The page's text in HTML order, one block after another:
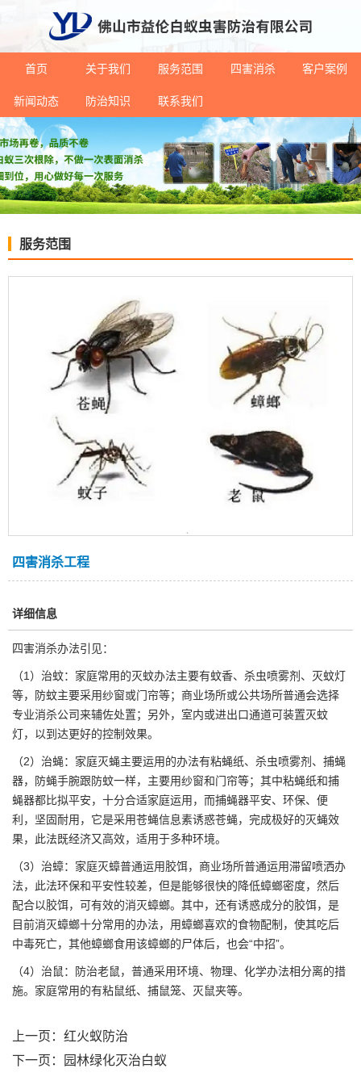
首页 关于我们 服务范围 四害消杀 客户案例
新闻动态 防治知识 联系我们
服务范围
四害消杀工程
详细信息
四害消杀办法引见：
（1）治蚊：家庭常用的灭蚊办法主要有蚊香、杀虫喷雾剂、灭蚊灯
等，防蚊主要采用纱窗或门帘等；商业场所或公共场所普通会选择
专业消杀公司来辅佐处置；另外，室内或进出口通道可装置灭蚊
灯，以到达更好的控制效果。
（2）治蝇：家庭灭蝇主要运用的办法有粘蝇纸、杀虫喷雾剂、捕蝇
器，防蝇手腕跟防蚊一样，主要用纱窗和门帘等；其中粘蝇纸和捕
蝇器都比拟平安，十分合适家庭运用，而捕蝇器平安、环保、便
利，坚固耐用，它是采用苍蝇信息素诱惑苍蝇，完成极好的灭蝇效
果，此法既经济又高效，适用于多种环境。
（3）治蟑：家庭灭蟑普通运用胶饵，商业场所普通运用滞留喷洒办
法，此法环保和平安性较差，但是能够很快的降低蟑螂密度，然后
配合以胶饵，可有效的消灭蟑螂。其中，还有诱惑成分的胶饵，是
目前消灭蟑螂十分常用的办法，用蟑螂喜欢的食物配制，使其吃后
中毒死亡，其他蟑螂食用该蟑螂的尸体后，也会“中招”。
（4）治鼠：防治老鼠，普通采用环境、物理、化学办法相分离的措
施。家庭常用的有粘鼠纸、捕鼠笼、灭鼠夹等。
上一页： 红火蚁防治
下一页：
园林绿化灭治白蚁